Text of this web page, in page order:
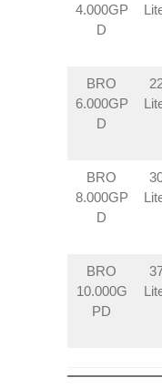
4.000GP
D
BRO
6.000GP
D
BRO
8.000GP
D
BRO
10.000G
PD